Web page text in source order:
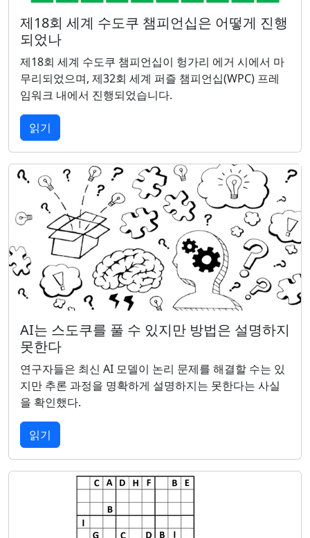
제18회 세계 수도쿠 챔피언십은 어떻게 진행
되었나
제18회 세계 수도쿠 챔피언십이 헝가리 에거 시에서 마
무리되었으며, 제32회 세계 퍼즐 챔피언십(WPC) 프레
임워크 내에서 진행되었습니다.
읽기
AI는 스도쿠를 풀 수 있지만 방법은 설명하지
못한다
연구자들은 최신 AI 모델이 논리 문제를 해결할 수는 있
지만 추론 과정을 명확하게 설명하지는 못한다는 사실
을 확인했다.
읽기